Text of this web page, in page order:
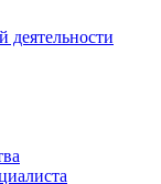
деятельности